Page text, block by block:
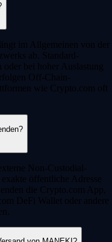
im Allgemeinen von der
ab. Standard-
bei hoher Auslastung
Off-Chain-
wie Crypto.com oft
Non-Custodial-
öffentliche Adresse
die Crypto.com App,
DeFi Wallet oder andere